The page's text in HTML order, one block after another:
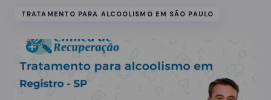
TRATAMENTO PARA ALCOOLISMO EM SÃO PAULO